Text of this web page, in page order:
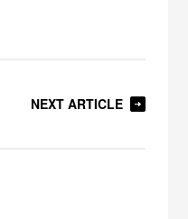
NEXT ARTICLE